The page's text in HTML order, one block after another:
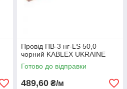
Провід ПВ-3 нг-LS 50,0
чорний KABLEX UKRAINE
Готово до відправки
489,60 ₴/м